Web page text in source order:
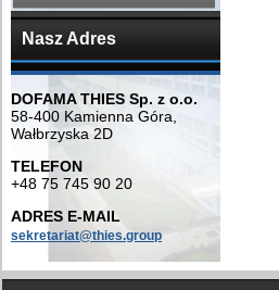
Nasz Adres
DOFAMA THIES Sp. z o.o.
58-400 Kamienna Góra,
Wałbrzyska 2D
TELEFON
+48 75 745 90 20
ADRES E-MAIL
sekretariat@thies.group